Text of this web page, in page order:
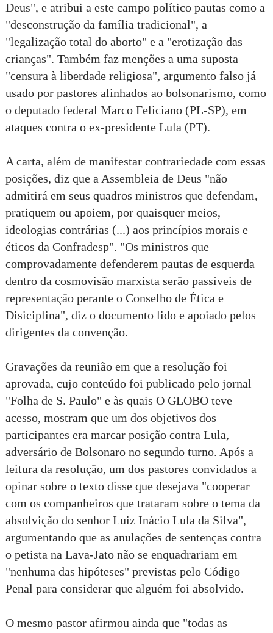
Deus", e atribui a este campo político pautas como a
"desconstrução da família tradicional", a
"legalização total do aborto" e a "erotização das
crianças". Também faz menções a uma suposta
"censura à liberdade religiosa", argumento falso já
usado por pastores alinhados ao bolsonarismo, como
o deputado federal Marco Feliciano (PL-SP), em
ataques contra o ex-presidente Lula (PT).
A carta, além de manifestar contrariedade com essas
posições, diz que a Assembleia de Deus "não
admitirá em seus quadros ministros que defendam,
pratiquem ou apoiem, por quaisquer meios,
ideologias contrárias (...) aos princípios morais e
éticos da Confradesp". "Os ministros que
comprovadamente defenderem pautas de esquerda
dentro da cosmovisão marxista serão passíveis de
representação perante o Conselho de Ética e
Disiciplina", diz o documento lido e apoiado pelos
dirigentes da convenção.
Gravações da reunião em que a resolução foi
aprovada, cujo conteúdo foi publicado pelo jornal
"Folha de S. Paulo" e às quais O GLOBO teve
acesso, mostram que um dos objetivos dos
participantes era marcar posição contra Lula,
adversário de Bolsonaro no segundo turno. Após a
leitura da resolução, um dos pastores convidados a
opinar sobre o texto disse que desejava "cooperar
com os companheiros que trataram sobre o tema da
absolvição do senhor Luiz Inácio Lula da Silva",
argumentando que as anulações de sentenças contra
o petista na Lava-Jato não se enquadrariam em
"nenhuma das hipóteses" previstas pelo Código
Penal para considerar que alguém foi absolvido.
O mesmo pastor afirmou ainda que "todas as